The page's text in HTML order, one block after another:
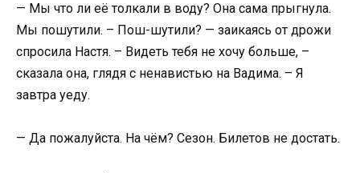
— Мы что ли её толкали в воду? Она сама прыгнула.
Мы пошутили. – Пош-шутили? — заикаясь от дрожи
спросила Настя. – Видеть тебя не хочу больше, –
сказала она, глядя с ненавистью на Вадима. – Я
завтра уеду.
— Да пожалуйста. На чём? Сезон. Билетов не достать.